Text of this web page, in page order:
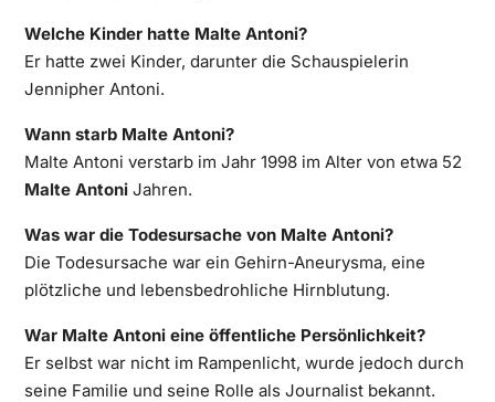
Welche Kinder hatte Malte Antoni?
Er hatte zwei Kinder, darunter die Schauspielerin
Jennipher Antoni.
Wann starb Malte Antoni?
Malte Antoni verstarb im Jahr 1998 im Alter von etwa 52
Malte AntoniJahren.
Was war die Todesursache von Malte Antoni?
Die Todesursache war ein Gehirn-Aneurysma, eine
plötzliche und lebensbedrohliche Hirnblutung.
War Malte Antoni eine öffentliche Persönlichkeit?
Er selbst war nicht im Rampenlicht, wurde jedoch durch
seine Familie und seine Rolle als Journalist bekannt.